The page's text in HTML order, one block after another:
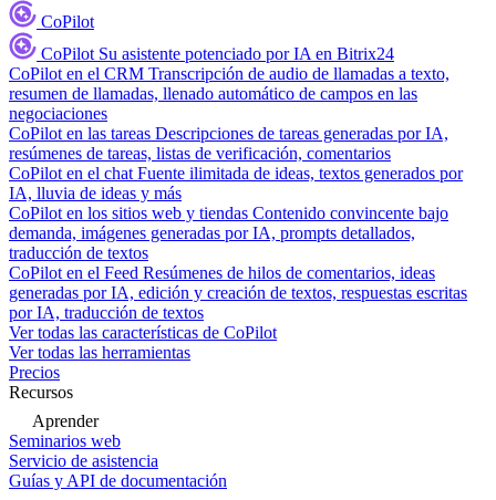
CoPilot
CoPilot Su asistente potenciado por IA en Bitrix24
CoPilot en el CRM Transcripción de audio de llamadas a texto,
resumen de llamadas, llenado automático de campos en las
negociaciones
CoPilot en las tareas Descripciones de tareas generadas por IA,
resúmenes de tareas, listas de verificación, comentarios
CoPilot en el chat Fuente ilimitada de ideas, textos generados por
IA, lluvia de ideas y más
CoPilot en los sitios web y tiendas Contenido convincente bajo
demanda, imágenes generadas por IA, prompts detallados,
traducción de textos
CoPilot en el Feed Resúmenes de hilos de comentarios, ideas
generadas por IA, edición y creación de textos, respuestas escritas
por IA, traducción de textos
Ver todas las características de CoPilot
Ver todas las herramientas
Precios
Recursos
Aprender
Seminarios web
Servicio de asistencia
Guías y API de documentación